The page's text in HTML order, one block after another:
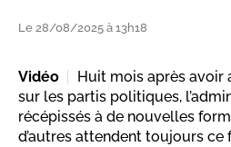
Le 28/08/2025 à 13h18
Vidéo
Huit mois après
sur les partis politiques,
récépissés à de nouvelles
d’autres attendent toujours ce